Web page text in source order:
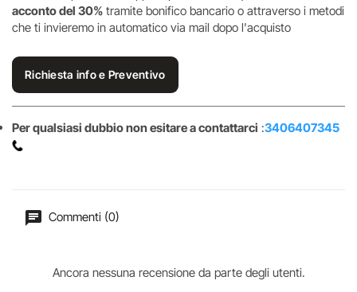
acconto del 30% tramite bonifico bancario o attraverso i metodi
che ti invieremo in automatico via mail dopo l'acquisto
Richiesta info e Preventivo
Per qualsiasi dubbio non esitare a contattarci :3406407345
Commenti (0)
Ancora nessuna recensione da parte degli utenti.